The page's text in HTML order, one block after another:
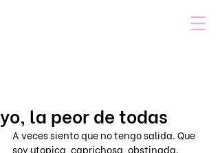
yo, la peor de todas
A veces siento que no tengo salida. Que
soy utopica, caprichosa, obstinada.